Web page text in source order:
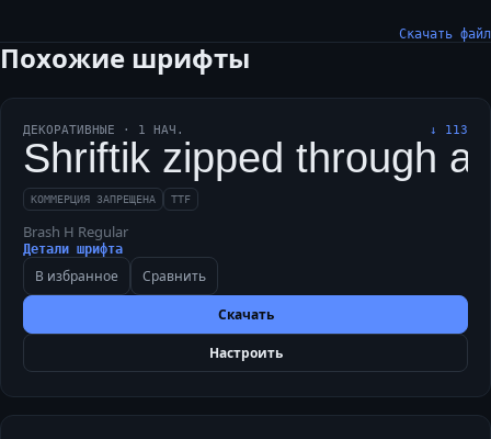
Скачать файл
Похожие шрифты
ДЕКОРАТИВНЫЕ · 1 НАЧ. ↓ 113
Shriftik zipped through
КОММЕРЦИЯ ЗАПРЕЩЕНА TTF
Brash H Regular
Детали шрифта
В избранное Сравнить
Скачать
Настроить